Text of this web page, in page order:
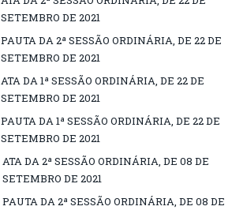
SETEMBRO DE 2021
PAUTA DA 2ª SESSÃO ORDINÁRIA, DE 22 DE
SETEMBRO DE 2021
ATA DA 1ª SESSÃO ORDINÁRIA, DE 22 DE
SETEMBRO DE 2021
PAUTA DA 1ª SESSÃO ORDINÁRIA, DE 22 DE
SETEMBRO DE 2021
ATA DA 2ª SESSÃO ORDINÁRIA, DE 08 DE
SETEMBRO DE 2021
PAUTA DA 2ª SESSÃO ORDINÁRIA, DE 08 DE